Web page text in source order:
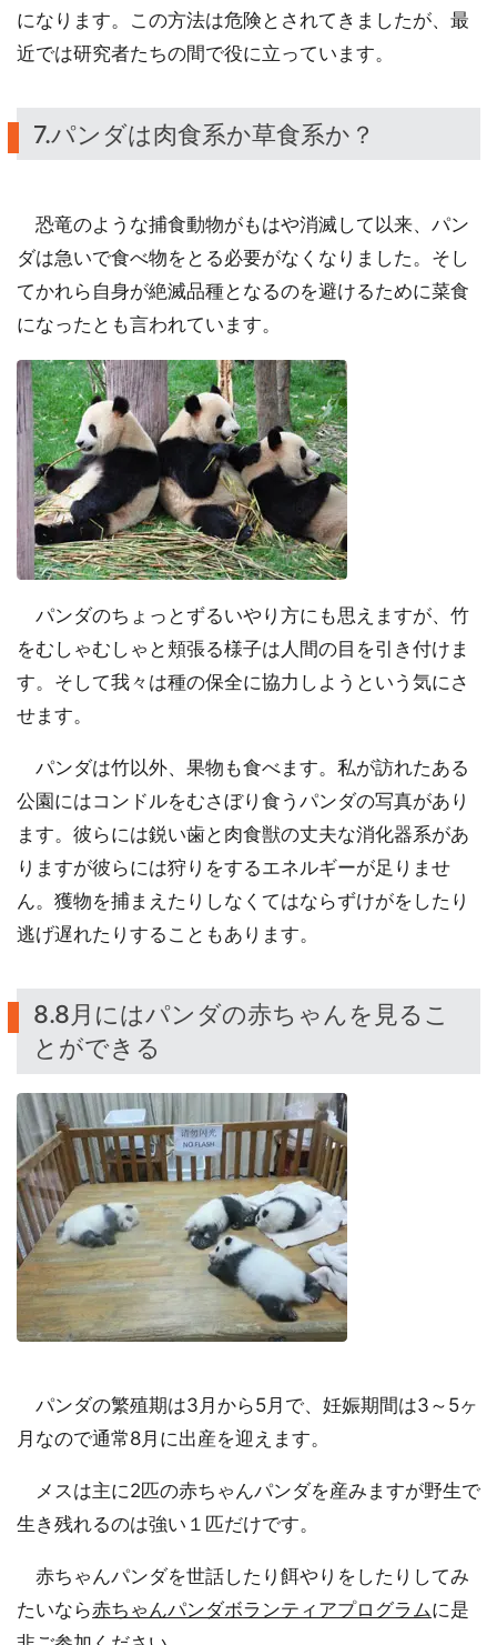
になります。この方法は危険とされてきましたが、最
近では研究者たちの間で役に立っています。
7.パンダは肉食系か草食系か？
恐竜のような捕食動物がもはや消滅して以来、パン
ダは急いで食べ物をとる必要がなくなりました。そし
てかれら自身が絶滅品種となるのを避けるために菜食
になったとも言われています。
パンダのちょっとずるいやり方にも思えますが、竹
をむしゃむしゃと頬張る様子は人間の目を引き付けま
す。そして我々は種の保全に協力しようという気にさ
せます。
パンダは竹以外、果物も食べます。私が訪れたある
公園にはコンドルをむさぼり食うパンダの写真があり
ます。彼らには鋭い歯と肉食獣の丈夫な消化器系があ
りますが彼らには狩りをするエネルギーが足りませ
ん。獲物を捕まえたりしなくてはならずけがをしたり
逃げ遅れたりすることもあります。
8.8月にはパンダの赤ちゃんを見るこ
とができる
パンダの繁殖期は3月から5月で、妊娠期間は3～5ヶ
月なので通常8月に出産を迎えます。
メスは主に2匹の赤ちゃんパンダを産みますが野生で
生き残れるのは強い１匹だけです。
赤ちゃんパンダを世話したり餌やりをしたりしてみ
たいなら赤ちゃんパンダボランティアプログラムに是